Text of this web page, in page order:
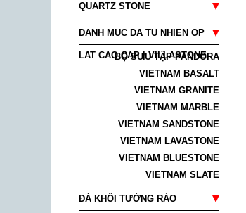
QUARTZ STONE
DANH MUC DA TU NHIEN OP
LAT CAO CAP | VILLASTONE
BỘ SƯU TẬP PANDORA
VIETNAM BASALT
VIETNAM GRANITE
VIETNAM MARBLE
VIETNAM SANDSTONE
VIETNAM LAVASTONE
VIETNAM BLUESTONE
VIETNAM SLATE
ĐÁ KHỐI TƯỜNG RÀO